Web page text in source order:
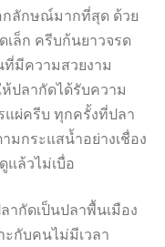
กลักษณ์มากที่สุด ด้วย
เล็ก ครีบก้นยาวจรด
มีความสวยงาม
ปลากัดได้รับความ
แผ่ครีบ ทุกครั้งที่ปลา
มกระแสน้ำอย่างเชื่อง
แล้วไม่เบื่อ
กัดเป็นปลาพื้นเมือง
ะกับคนไม่มีเวลา